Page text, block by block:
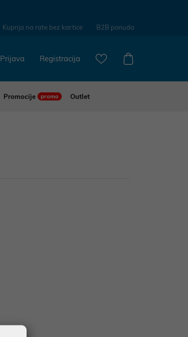
Kupnja na rate bez kartice B2B ponuda
Registracija
Prijava
Promocije promo
Outlet